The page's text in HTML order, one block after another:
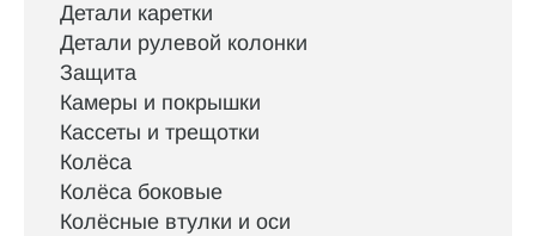
Детали каретки
Детали рулевой колонки
Защита
Камеры и покрышки
Кассеты и трещотки
Колёса
Колёса боковые
Колёсные втулки и оси